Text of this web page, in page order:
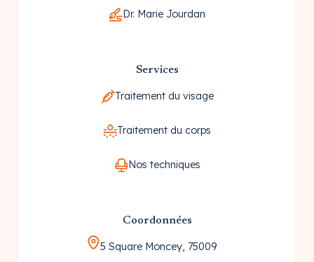
Dr. Marie Jourdan
Services
Traitement du visage
Traitement du corps
Nos techniques
Coordonnées
5 Square Moncey, 75009